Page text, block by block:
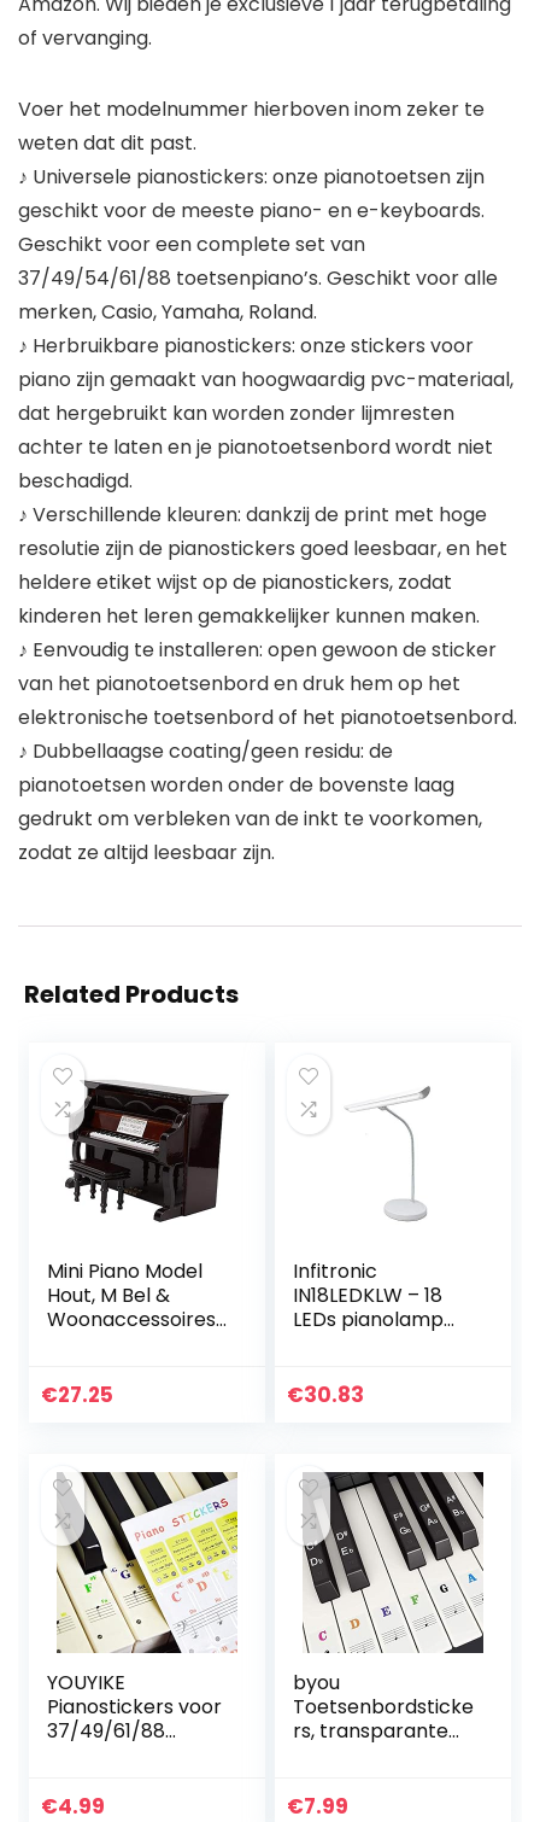
of vervanging.
Voer het modelnummer hierboven inom zeker te
weten dat dit past.
♪ Universele pianostickers: onze pianotoetsen zijn
geschikt voor de meeste piano- en e-keyboards.
Geschikt voor een complete set van
37/49/54/61/88 toetsenpiano’s. Geschikt voor alle
merken, Casio, Yamaha, Roland.
♪ Herbruikbare pianostickers: onze stickers voor
piano zijn gemaakt van hoogwaardig pvc-materiaal,
dat hergebruikt kan worden zonder lijmresten
achter te laten en je pianotoetsenbord wordt niet
beschadigd.
♪ Verschillende kleuren: dankzij de print met hoge
resolutie zijn de pianostickers goed leesbaar, en het
heldere etiket wijst op de pianostickers, zodat
kinderen het leren gemakkelijker kunnen maken.
♪ Eenvoudig te installeren: open gewoon de sticker
van het pianotoetsenbord en druk hem op het
elektronische toetsenbord of het pianotoetsenbord.
♪ Dubbellaagse coating/geen residu: de
pianotoetsen worden onder de bovenste laag
gedrukt om verbleken van de inkt te voorkomen,
zodat ze altijd leesbaar zijn.
Related Products
Mini Piano Model
Hout, M Bel &
Woonaccessoires
Muziekinstrument
Kerstmis
Verjaardag
€27.25
Infitronic
IN18LEDKLW – 18
LEDs pianolamp
USB type A
€30.83
YOUYIKE
Pianostickers voor
37/49/61/88
het leren van
€4.99
byou
Toetsenbordsticke
rs, transparante
stickers voor
€7.99